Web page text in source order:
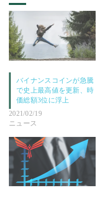
バイナンスコインが急騰
で史上最高値を更新、時
価総額3位に浮上
2021/02/19
ニュース